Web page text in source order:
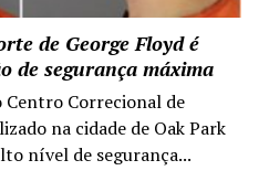
de George Floyd é
de segurança máxima
Centro Correcional de
na cidade de Oak Park
nível de segurança...